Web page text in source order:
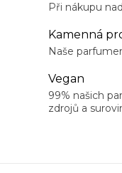
Při nákupu
Kamenná
Naše
Vegan
99% našich
zdrojů a